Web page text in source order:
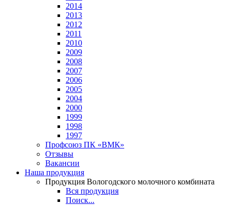
2014
2013
2012
2011
2010
2009
2008
2007
2006
2005
2004
2000
1999
1998
1997
Профсоюз ПК «ВМК»
Отзывы
Вакансии
Наша продукция
Продукция Вологодского молочного комбината
Вся продукция
Поиск...